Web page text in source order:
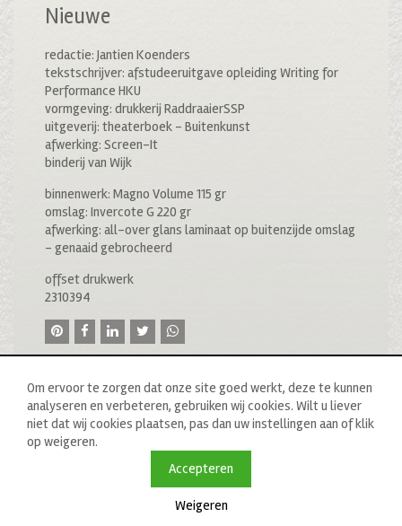
Nieuwe
redactie: Jantien Koenders
tekstschrijver: afstudeeruitgave opleiding Writing for
Performance HKU
vormgeving: drukkerij RaddraaierSSP
uitgeverij: theaterboek – Buitenkunst
afwerking: Screen-It
binderij van Wijk
binnenwerk: Magno Volume 115 gr
omslag: Invercote G 220 gr
afwerking: all-over glans laminaat op buitenzijde omslag
– genaaid gebrocheerd
offset drukwerk
2310394
© 2020 drukkerij raddraaier b.v., van ostadestraat 233b, 1073
tn amsterdam, t: 020 673 05 78, f: 020 676 71 00,
info@raddraaierssp.nl
Om ervoor te zorgen dat onze site goed werkt, deze te kunnen
analyseren en verbeteren, gebruiken wij cookies. Wilt u liever
niet dat wij cookies plaatsen, pas dan uw instellingen aan of klik
op weigeren.
Accepteren
Weigeren